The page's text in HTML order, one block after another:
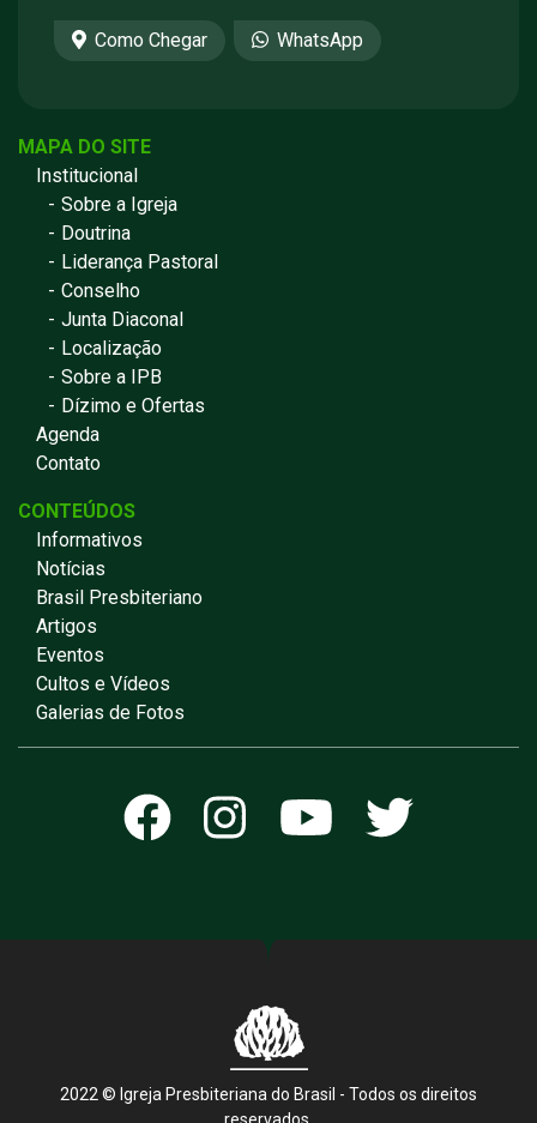
Como Chegar WhatsApp
MAPA DO SITE
Institucional
Sobre a Igreja
Doutrina
Liderança Pastoral
Conselho
Junta Diaconal
Localização
Sobre a IPB
Dízimo e Ofertas
Agenda
Contato
CONTEÚDOS
Informativos
Notícias
Brasil Presbiteriano
Artigos
Eventos
Cultos e Vídeos
Galerias de Fotos
2022 © Igreja Presbiteriana do Brasil - Todos os direitos